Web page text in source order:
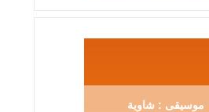
موسيقى : شاوية